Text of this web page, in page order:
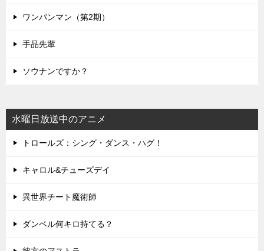
ワンパンマン（第2期）
手品先輩
ソウナンですか？
水曜日放送中のアニメ
トロールズ：シング・ダンス・ハグ！
キャロル&チューズデイ
異世界チート魔術師
ダンベル何キロ持てる？